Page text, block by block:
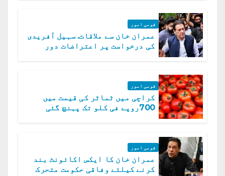
قومی امور
عمران خان سے ملاقات. سہیل آفریدی
کی درخواست پر اعتراضات دور
قومی امور
کراچی میں ٹماٹر کی قیمت میں
700روپے فی کلو تک پہنچ گئی
قومی امور
عمران خان کا ایکس اکائونٹ بند
کرنے کیلئے وفاقی حکومت متحرک